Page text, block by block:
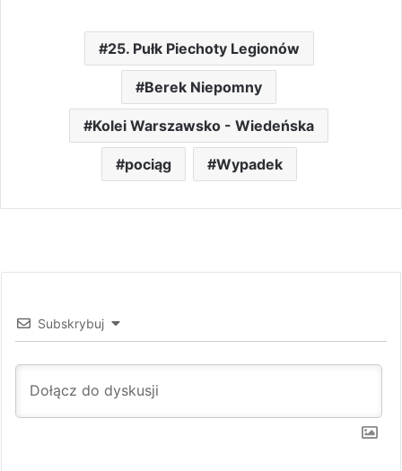
25. Pułk Piechoty Legionów
Berek Niepomny
Kolei Warszawsko - Wiedeńska
pociąg Wypadek
Subskrybuj